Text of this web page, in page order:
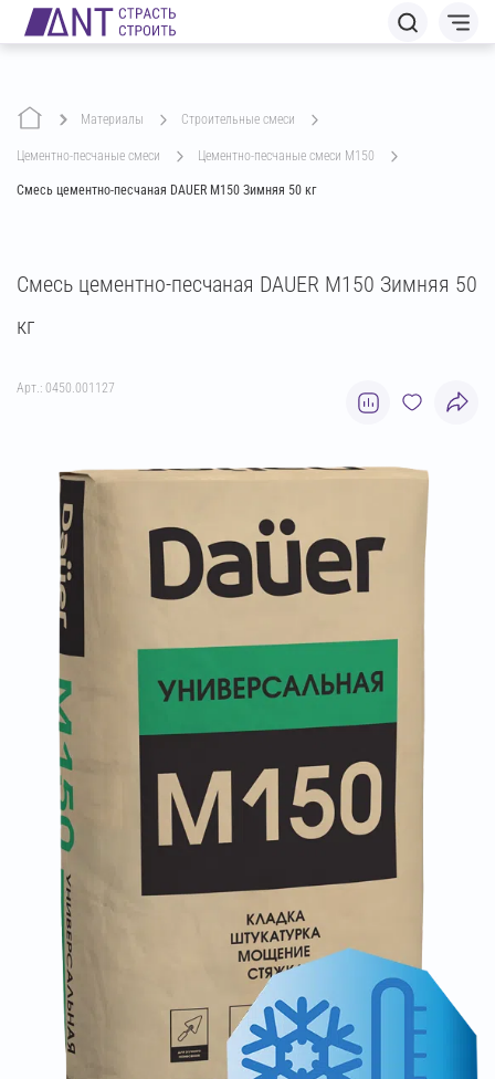
Материалы строительные смеси
цементно-песчаные смеси цементно-песчаные смеси М150
Смесь цементно-песчаная DAUER М150 Зимняя 50 кг
Смесь цементно-песчаная DAUER М150 Зимняя 50
кг
Арт.: 0450.001127